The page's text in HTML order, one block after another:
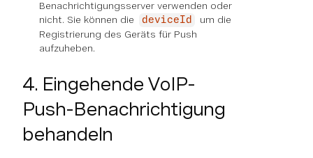
Benachrichtigungsserver verwenden oder
nicht. Sie können die
deviceId
um die
Registrierung des Geräts für Push
aufzuheben.
4. Eingehende VoIP-
Push-Benachrichtigung
behandeln